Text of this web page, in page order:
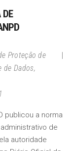
Proteção de
de Dados,
publicou a norma
de
autoridade